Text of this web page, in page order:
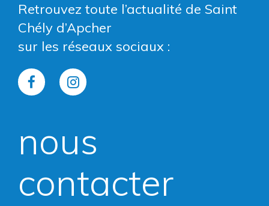
Retrouvez toute l’actualité de Saint
Chély d’Apcher
sur les réseaux sociaux :
Lien
le
Facebook
Lien
le
Instagram
nous
contacter